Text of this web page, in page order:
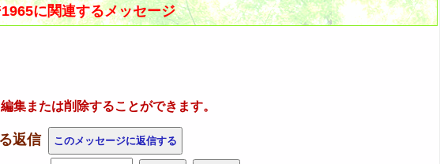
に関連するメッセージ
集または削除することができます。
返信